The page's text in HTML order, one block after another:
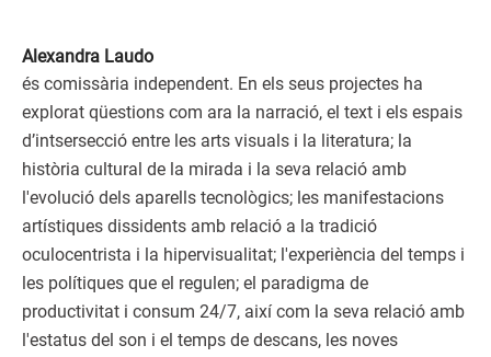
Alexandra Laudo
és comissària independent. En els seus projectes ha
explorat qüestions com ara la narració, el text i els espais
d’intsersecció entre les arts visuals i la literatura; la
història cultural de la mirada i la seva relació amb
l'evolució dels aparells tecnològics; les manifestacions
artístiques dissidents amb relació a la tradició
oculocentrista i la hipervisualitat; l'experiència del temps i
les polítiques que el regulen; el paradigma de
productivitat i consum 24/7, així com la seva relació amb
l'estatus del son i el temps de descans, les noves